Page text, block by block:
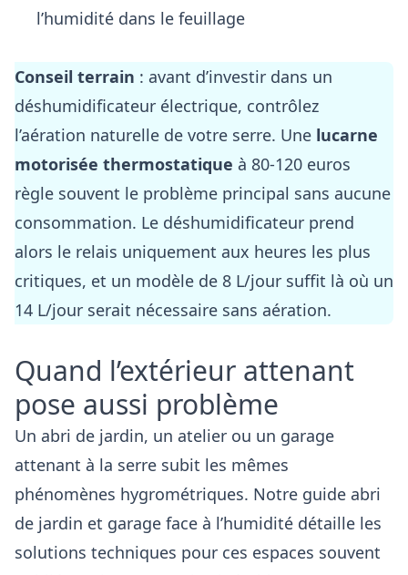
l’humidité dans le feuillage
Conseil terrain : avant d’investir dans un
déshumidificateur électrique, contrôlez
l’aération naturelle de votre serre. Une lucarne
motorisée thermostatique à 80-120 euros
règle souvent le problème principal sans aucune
consommation. Le déshumidificateur prend
alors le relais uniquement aux heures les plus
critiques, et un modèle de 8 L/jour suffit là où un
14 L/jour serait nécessaire sans aération.
Quand l’extérieur attenant
pose aussi problème
Un abri de jardin, un atelier ou un garage
attenant à la serre subit les mêmes
phénomènes hygrométriques. Notre guide abri
de jardin et garage face à l’humidité détaille les
solutions techniques pour ces espaces souvent